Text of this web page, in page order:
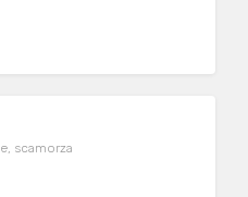
scamorza